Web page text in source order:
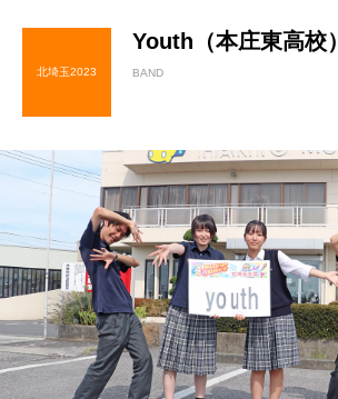
北埼玉2023
Youth（本庄東高校）
BAND